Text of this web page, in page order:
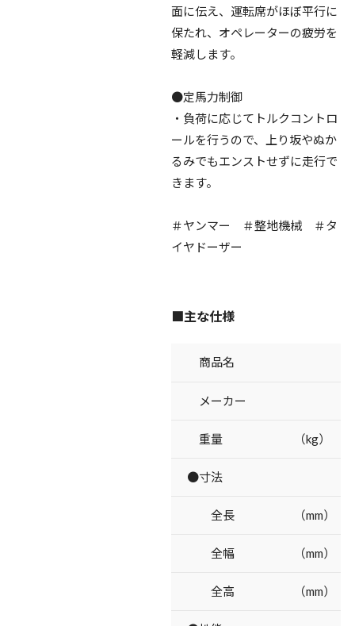
面に伝え、運転席がほぼ平行に
保たれ、オペレーターの疲労を
軽減します。
●定馬力制御
・負荷に応じてトルクコントロ
ールを行うので、上り坂やぬか
るみでもエンストせずに走行で
きます。
＃ヤンマー ＃整地機械 ＃タ
イヤドーザー
■主な仕様
商品名
メーカー
重量 （kg）
●寸法
全長 （mm）
全幅 （mm）
全高 （mm）